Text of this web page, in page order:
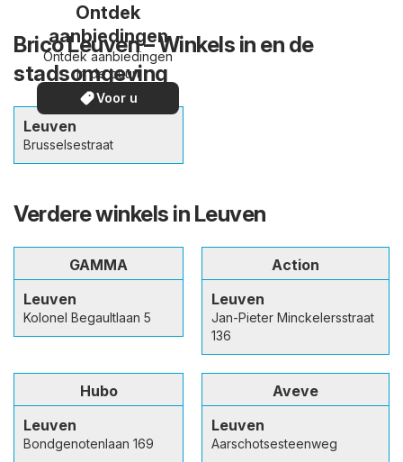
Ontdek
aanbiedingen
Ontdek aanbiedingen
in de buurt
Voor u
Brico Leuven – Winkels in en de
stadsomgeving
Leuven
Brusselsestraat
Verdere winkels in Leuven
GAMMA
Leuven
Kolonel Begaultlaan 5
Action
Leuven
Jan-Pieter Minckelersstraat
136
Hubo
Leuven
Bondgenotenlaan 169
Aveve
Leuven
Aarschotsesteenweg